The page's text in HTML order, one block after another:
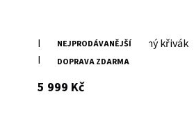
NEJPRODÁVANĚJŠÍ
DOPRAVA ZDARMA
Dámský koňakový kožený křivák
MWXarah DB
5 999 Kčs DPH